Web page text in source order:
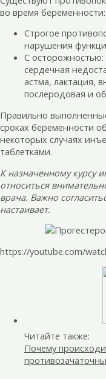
во время беременности:
Строгое
нарушения
С осторожностью:
сердечная
астма, лактация,
послеродовая и
Правильно
сроках беременности
некоторых случаях
таблетками.
К назначенному курсу
относиться
врача. Важно
настаивает.
https://youtube.com/
Читайте также:
Почему